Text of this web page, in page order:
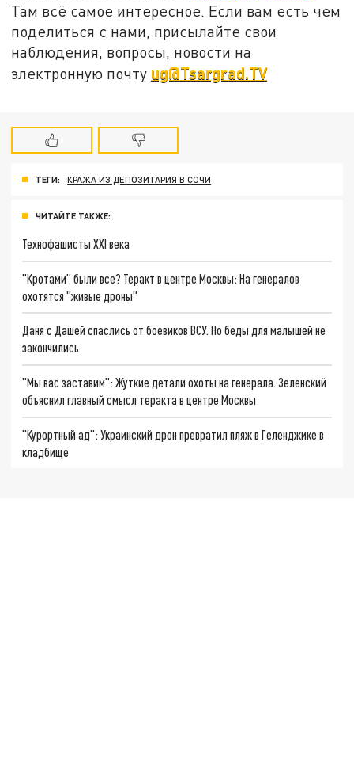
Там всё самое интересное. Если вам есть чем
поделиться с нами, присылайте свои
наблюдения, вопросы, новости на
электронную почту ug@Tsargrad.TV
ТЕГИ: КРАЖА ИЗ ДЕПОЗИТАРИЯ В СОЧИ
ЧИТАЙТЕ ТАКЖЕ:
Технофашисты XXI века
"Кротами" были все? Теракт в центре Москвы: На генералов
охотятся "живые дроны"
Даня с Дашей спаслись от боевиков ВСУ. Но беды для малышей не
закончились
"Мы вас заставим": Жуткие детали охоты на генерала. Зеленский
объяснил главный смысл теракта в центре Москвы
"Курортный ад": Украинский дрон превратил пляж в Геленджике в
кладбище